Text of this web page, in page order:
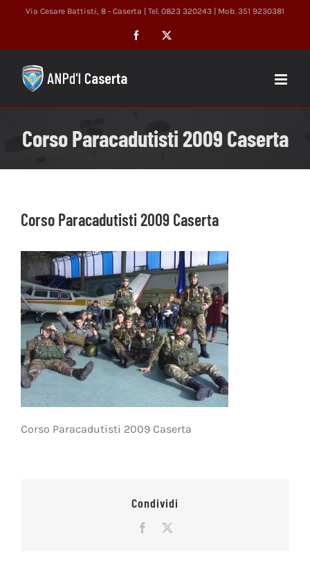
Via Cesare Battisti, 8 - Caserta | Tel. 0823 320243 | Mob. 351 9230381
Facebook
Corso Paracadutisti 2009 Caserta
Corso Paracadutisti 2009 Caserta
Corso Paracadutisti 2009 Caserta
Condividi
Facebook